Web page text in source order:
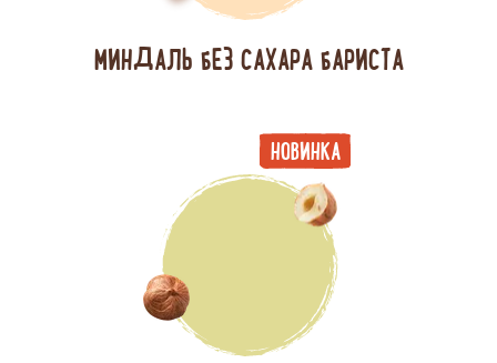
МИНДАЛЬ БЕЗ САХАРА БАРИСТА
НОВИНКА